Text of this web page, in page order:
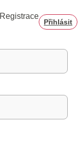
Registrace
Přihlásit